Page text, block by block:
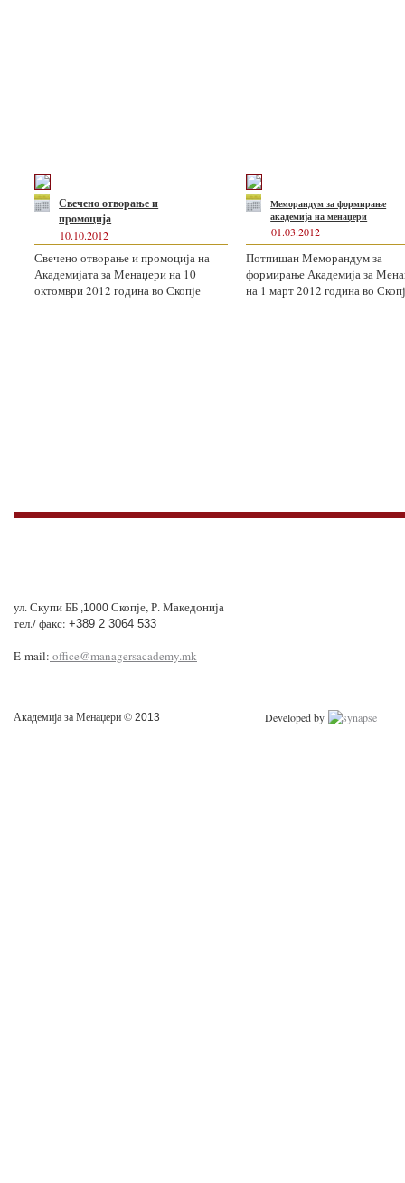
Свечено отвoрање и
промоција
10.10.2012
Свечено отвoрање и промоција на
Академијата за Менаџери на 10
октомври 2012 година во Скопје
Меморандум за формирање
академија на менаџери
01.03.2012
Потпишан Меморандум за
формирање Академија за
на 1 март 2012 година во
ул. Скупи ББ ,1000 Скопје, Р. Македонија
тел./ факс: +389 2 3064 533
E-mail: office@managersacademy.mk
Академија за Менаџери © 2013 Developed by